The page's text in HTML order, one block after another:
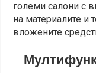
големи салони с
на материалите и
вложените